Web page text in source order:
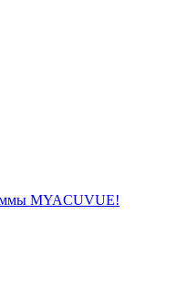
MYACUVUE!